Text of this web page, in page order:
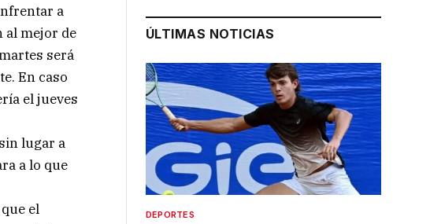
a
al mejor de
será
En caso
el jueves
lugar a
a lo que
el
ÚLTIMAS NOTICIAS
DEPORTES